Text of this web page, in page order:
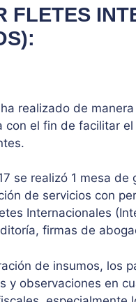
FLETES
realizado de
el fin de facilitar
se realizó 1 mesa de
de servicios con
Internacionales
firmas de
de insumos, los
y observaciones en